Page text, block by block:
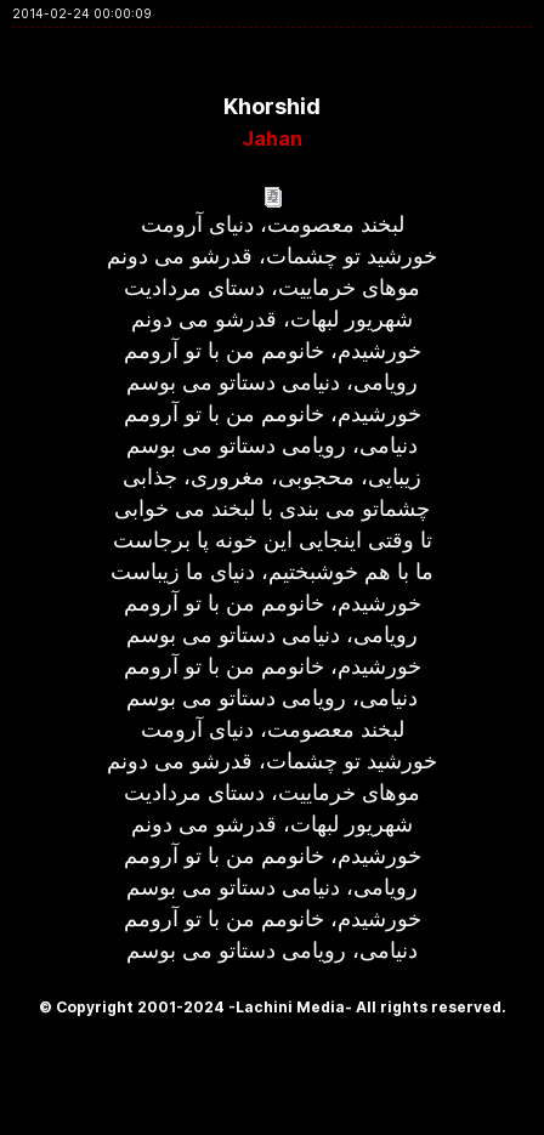
2014-02-24 00:00:09
Khorshid
Jahan
لبخند معصومت، دنیای آرومت
خورشید تو چشمات، قدرشو می دونم
موهای خرماییت، دستای مردادیت
شهریور لبهات، قدرشو می دونم
خورشیدم، خانومم من با تو آرومم
رویامی، دنیامی دستاتو می بوسم
خورشیدم، خانومم من با تو آرومم
دنیامی، رویامی دستاتو می بوسم
زیبایی، محجوبی، مغروری، جذابی
چشماتو می بندی با لبخند می خوابی
تا وقتی اینجایی این خونه پا برجاست
ما با هم خوشبختیم، دنیای ما زیباست
خورشیدم، خانومم من با تو آرومم
رویامی، دنیامی دستاتو می بوسم
خورشیدم، خانومم من با تو آرومم
دنیامی، رویامی دستاتو می بوسم
لبخند معصومت، دنیای آرومت
خورشید تو چشمات، قدرشو می دونم
موهای خرماییت، دستای مردادیت
شهریور لبهات، قدرشو می دونم
خورشیدم، خانومم من با تو آرومم
رویامی، دنیامی دستاتو می بوسم
خورشیدم، خانومم من با تو آرومم
دنیامی، رویامی دستاتو می بوسم
© Copyright 2001-2024 -Lachini Media- All rights reserved.